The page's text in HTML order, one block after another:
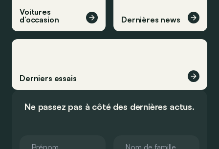
Voitures
d’occasion
Dernières news
Derniers essais
Ne passez pas à côté des dernières actus.